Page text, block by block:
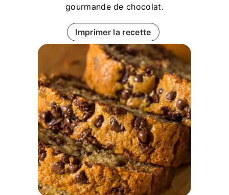
gourmande de chocolat.
Imprimer la recette